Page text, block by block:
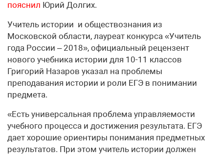
пояснил Юрий Долгих.
Учитель истории и обществознания из
Московской области, лауреат конкурса «Учитель
года России – 2018», официальный рецензент
нового учебника истории для 10-11 классов
Григорий Назаров указал на проблемы
преподавания истории и роли ЕГЭ в понимании
предмета.
«Есть универсальная проблема управляемости
учебного процесса и достижения результата. ЕГЭ
дает хорошие ориентиры понимания предметных
результатов. При этом учитель истории должен